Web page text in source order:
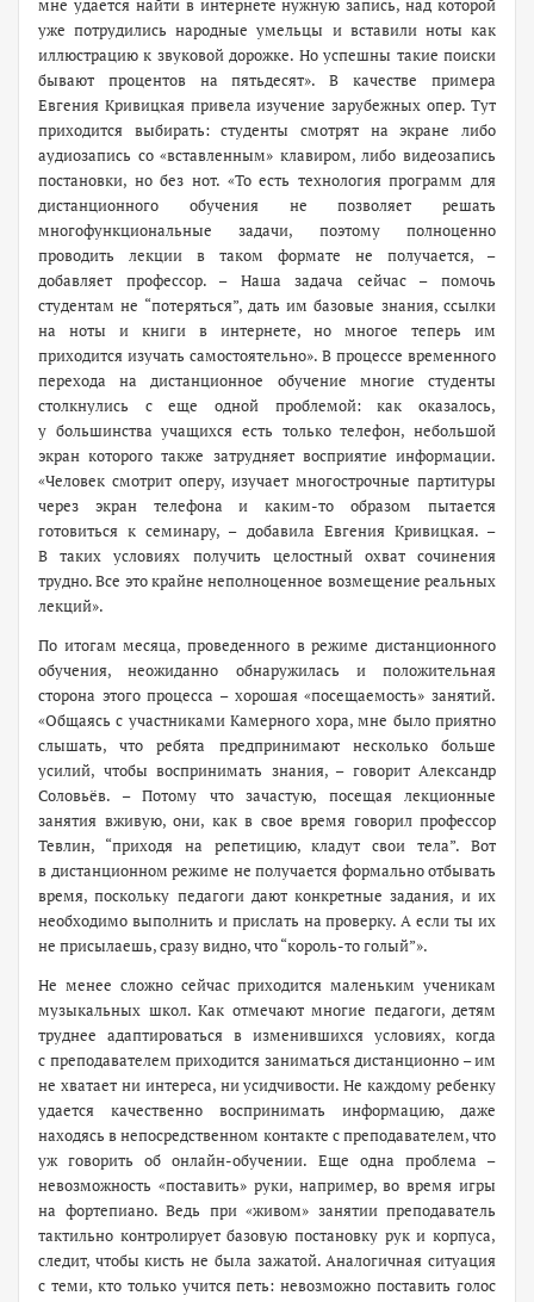
мне удается найти в интернете нужную запись, над которой
уже потрудились народные умельцы и вставили ноты как
иллюстрацию к звуковой дорожке. Но успешны такие поиски
бывают процентов на пятьдесят». В качестве примера
Евгения Кривицкая привела изучение зарубежных опер. Тут
приходится выбирать: студенты смотрят на экране либо
аудио­запись со «вставленным» клавиром, либо видео­запись
постановки, но без нот. «То есть технология программ для
дистанционного обучения не позволяет решать
многофункциональные задачи, поэтому полноценно
проводить лекции в таком формате не получается, –
добавляет профессор. – Наша задача сейчас – помочь
студентам не “потеряться”, дать им базовые знания, ссылки
на ноты и книги в интернете, но многое теперь им
приходится изучать самостоятельно». В процессе временного
перехода на дистанционное обучение многие студенты
столкнулись с еще одной проблемой: как оказалось,
у большинства учащихся есть только телефон, небольшой
экран которого также затрудняет восприятие информации.
«Человек смотрит оперу, изучает многострочные партитуры
через экран телефона и ­каким-то образом пытается
готовиться к семинару, – добавила Евгения Кривицкая. –
В таких условиях получить целостный охват сочинения
трудно. Все это крайне неполноценное возмещение реальных
лекций».
По итогам месяца, проведенного в режиме дистанционного
обучения, неожиданно обнаружилась и положительная
сторона этого процесса – хорошая «посещаемость» занятий.
«Общаясь с участниками Камерного хора, мне было приятно
слышать, что ребята предпринимают несколько больше
усилий, чтобы воспринимать знания, – говорит Александр
Соловьёв. – Потому что зачастую, посещая лекционные
занятия вживую, они, как в свое время говорил профессор
Тевлин, “приходя на репетицию, кладут свои тела”. Вот
в дистанционном режиме не получается формально отбывать
время, поскольку педагоги дают конкретные задания, и их
необходимо выполнить и прислать на проверку. А если ты их
не присылаешь, сразу видно, что “­король-то голый”».
Не менее сложно сейчас приходится маленьким ученикам
музыкальных школ. Как отмечают многие педагоги, детям
труднее адаптироваться в изменившихся условиях, когда
с преподавателем приходится заниматься дистанционно – им
не хватает ни интереса, ни усидчивости. Не каждому ребенку
удается качественно воспринимать информацию, даже
находясь в непосредственном контакте с преподавателем, что
уж говорить об онлайн-­обучении. Еще одна проблема –
невозможность «поставить» руки, например, во время игры
на фортепиано. Ведь при «живом» занятии преподаватель
тактильно контролирует базовую постановку рук и корпуса,
следит, чтобы кисть не была зажатой. Аналогичная ситуация
с теми, кто только учится петь: невозможно поставить голос